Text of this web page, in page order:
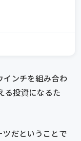
ンチを組み合わ
る投資になるた
だということで